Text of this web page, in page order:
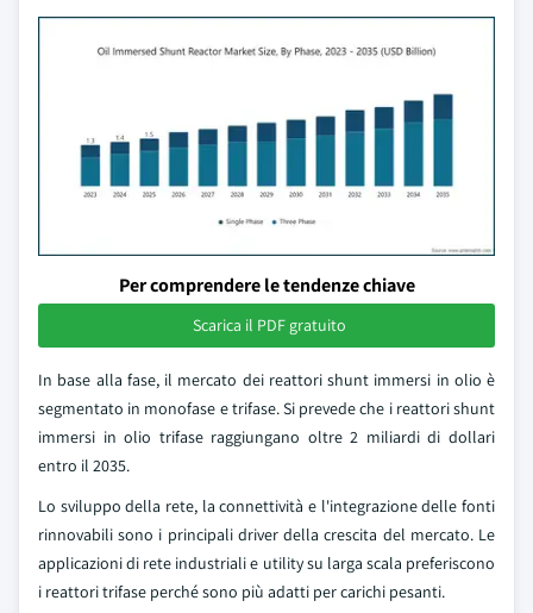
Per comprendere le tendenze chiave
Scarica il PDF gratuito
In base alla fase, il mercato dei reattori shunt immersi in olio è
segmentato in monofase e trifase. Si prevede che i reattori shunt
immersi in olio trifase raggiungano oltre 2 miliardi di dollari
entro il 2035.
Lo sviluppo della rete, la connettività e l'integrazione delle fonti
rinnovabili sono i principali driver della crescita del mercato. Le
applicazioni di rete industriali e utility su larga scala preferiscono
i reattori trifase perché sono più adatti per carichi pesanti.